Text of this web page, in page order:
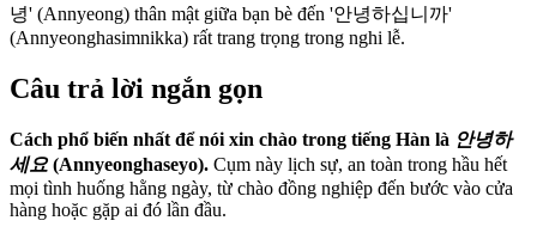
녕' (Annyeong) thân mật giữa bạn bè đến '안녕하십니까'
(Annyeonghasimnikka) rất trang trọng trong nghi lễ.
Câu trả lời ngắn gọn
Cách phổ biến nhất để nói xin chào trong tiếng Hàn là 안녕하
세요 (Annyeonghaseyo). Cụm này lịch sự, an toàn trong hầu hết
mọi tình huống hằng ngày, từ chào đồng nghiệp đến bước vào cửa
hàng hoặc gặp ai đó lần đầu.